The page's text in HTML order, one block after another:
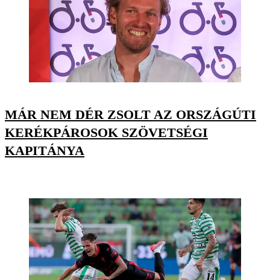
MÁR NEM DÉR ZSOLT AZ ORSZÁGÚTI
KERÉKPÁROSOK SZÖVETSÉGI
KAPITÁNYA